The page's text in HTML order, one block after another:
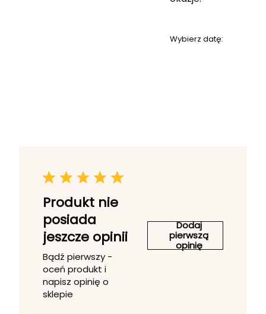
Wybierz datę:
Produkt nie
posiada
jeszcze opinii
Bądź pierwszy -
oceń produkt i
napisz opinię o
sklepie
Dodaj
pierwszą
opinię